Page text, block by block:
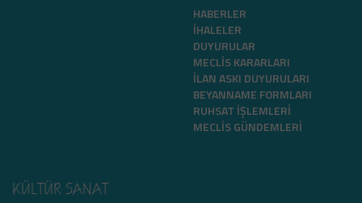
HABERLER
İHALELER
DUYURULAR
MECLIS KARARLARI
İLAN ASKI DUYURULARI
BEYANNAME FORMLARI
RUHSAT İŞLEMLERI
MECLIS GÜNDEMLERI
KÜLTÜR SANAT